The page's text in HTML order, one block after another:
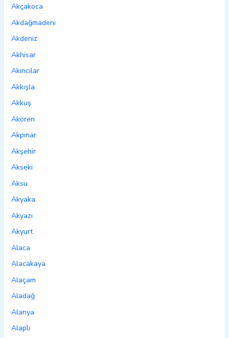
Akçakoca
Akdağmadeni
Akdeniz
Akhisar
Akıncılar
Akkışla
Akkuş
Akören
Akpınar
Akşehir
Akseki
Aksu
Akyaka
Akyazı
Akyurt
Alaca
Alacakaya
Alaçam
Aladağ
Alanya
Alaplı